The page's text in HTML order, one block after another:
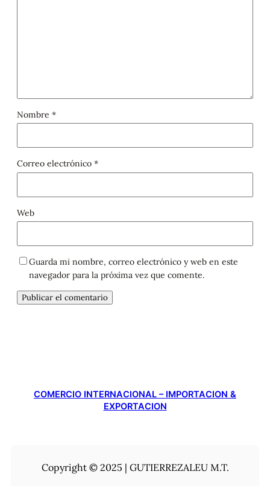
Nombre *
Correo electrónico *
Web
Guarda mi nombre, correo electrónico y web en este
navegador para la próxima vez que comente.
COMERCIO INTERNACIONAL – IMPORTACION &
EXPORTACION
Copyright © 2025 | GUTIERREZALEU M.T.